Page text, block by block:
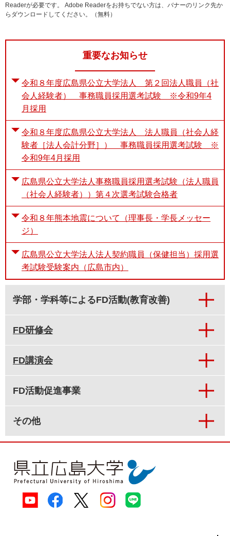
Readerが必要です。
Adobe Readerをお持ちでない方は、バナーのリンク先か
らダウンロードしてください。（無料）
重要なお知らせ
令和８年度広島県公立大学法人 第２回法人職員（社
会人経験者） 事務職員採用選考試験 ※令和9年4
月採用
令和８年度広島県公立大学法人 法人職員（社会人経
験者［法人会計分野］） 事務職員採用選考試験 ※
令和9年4月採用
広島県公立大学法人事務職員採用選考試験（法人職員
（社会人経験者））第４次選考試験合格者
令和８年熊本地震について（理事長・学長メッセー
ジ）
広島県公立大学法人法人契約職員（保健担当）採用選
考試験受験案内（広島市内）
学部・学科等によるFD活動(教育改善)
FD研修会
FD講演会
FD活動促進事業
その他